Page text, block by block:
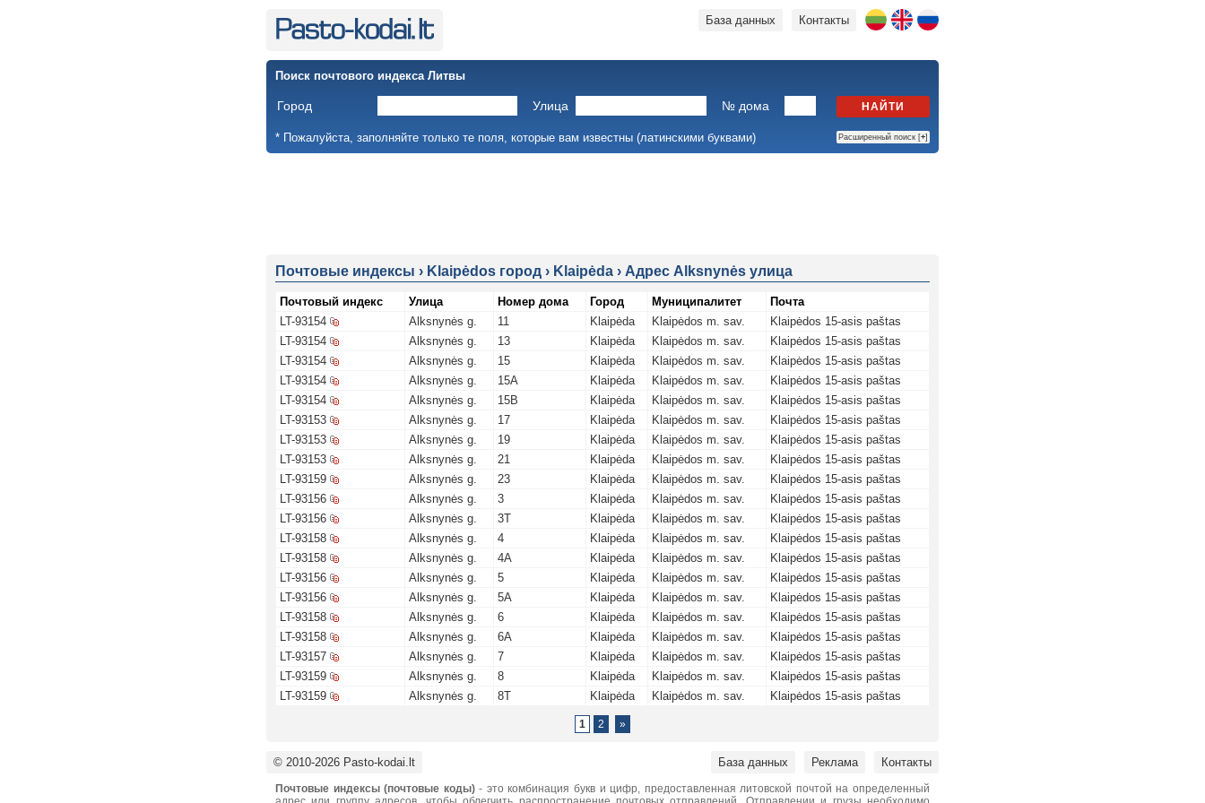
Контакты
База данных
Поиск почтового индекса Литвы
Город Улица № дома НАЙТИ
* Пожалуйста, заполняйте только те поля, которые вам известны (латинскими буквами) Расширенный поиск [+]
Почтовые индексы › Klaipėdos город › Klaipėda › Адрес Alksnynės улица
Почтовый индекс Улица Номер дома Город Муниципалитет
Почта
LT-93154
Alksnynės g. 11 Klaipėda Klaipėdos m. sav.
Klaipėdos 15-asis paštas
LT-93154
Alksnynės g. 13 Klaipėda Klaipėdos m. sav.
Klaipėdos 15-asis paštas
LT-93154
Alksnynės g. 15 Klaipėda Klaipėdos m. sav.
Klaipėdos 15-asis paštas
LT-93154
Alksnynės g. 15A Klaipėda Klaipėdos m. sav.
Klaipėdos 15-asis paštas
LT-93154
Alksnynės g. 15B Klaipėda Klaipėdos m. sav.
Klaipėdos 15-asis paštas
LT-93153
Alksnynės g. 17 Klaipėda Klaipėdos m. sav.
Klaipėdos 15-asis paštas
LT-93153
Alksnynės g. 19 Klaipėda Klaipėdos m. sav.
Klaipėdos 15-asis paštas
LT-93153
Alksnynės g. 21 Klaipėda Klaipėdos m. sav.
Klaipėdos 15-asis paštas
LT-93159
Alksnynės g. 23 Klaipėda Klaipėdos m. sav.
Klaipėdos 15-asis paštas
LT-93156
Alksnynės g. 3 Klaipėda Klaipėdos m. sav.
Klaipėdos 15-asis paštas
LT-93156
Alksnynės g. 3T Klaipėda Klaipėdos m. sav.
Klaipėdos 15-asis paštas
LT-93158
Alksnynės g. 4 Klaipėda Klaipėdos m. sav.
Klaipėdos 15-asis paštas
LT-93158
Alksnynės g. 4A Klaipėda Klaipėdos m. sav.
Klaipėdos 15-asis paštas
LT-93156
Alksnynės g. 5 Klaipėda Klaipėdos m. sav.
Klaipėdos 15-asis paštas
LT-93156
Alksnynės g. 5A Klaipėda Klaipėdos m. sav.
Klaipėdos 15-asis paštas
LT-93158
Alksnynės g. 6 Klaipėda Klaipėdos m. sav.
Klaipėdos 15-asis paštas
LT-93158
Alksnynės g. 6A Klaipėda Klaipėdos m. sav.
Klaipėdos 15-asis paštas
LT-93157
Alksnynės g. 7 Klaipėda Klaipėdos m. sav.
Klaipėdos 15-asis paštas
LT-93159
Alksnynės g. 8 Klaipėda Klaipėdos m. sav.
Klaipėdos 15-asis paštas
LT-93159
Alksnynės g. 8T Klaipėda Klaipėdos m. sav. Klaipėdos 15-asis paštas
1 2 »
© 2010-2026 Pasto-kodai.lt База данных Реклама Контакты
Почтовые индексы (почтовые коды)- это комбинация букв и цифр, предоставленная литовской почтой на определенный